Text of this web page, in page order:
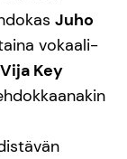
Juho
vokaali-
Key